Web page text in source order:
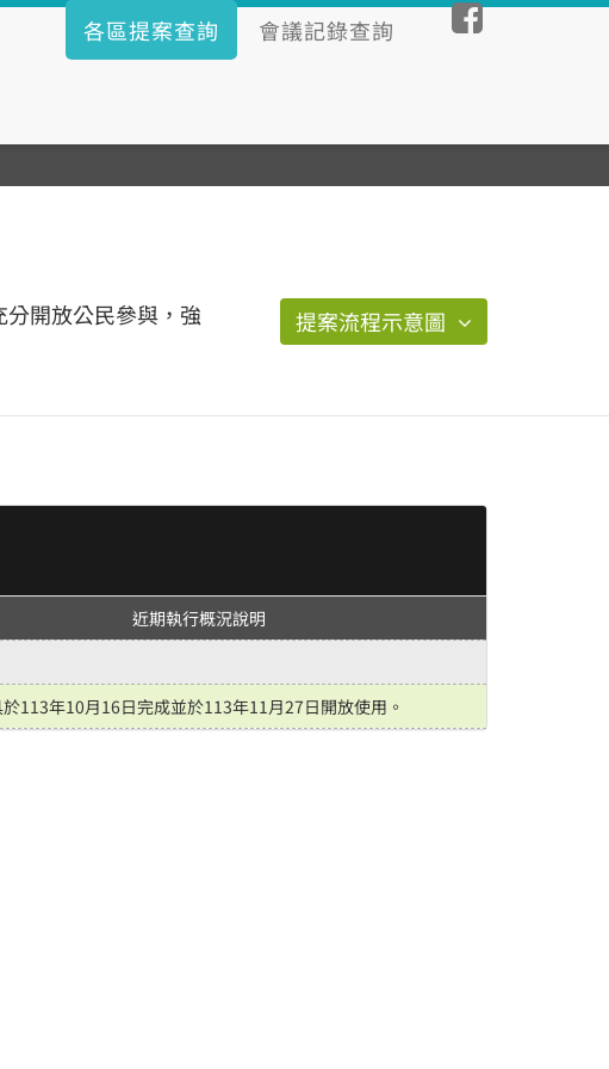
各區提案查詢 會議記錄查詢
開放公民參與，強
提案流程示意圖
近期執行概況說明
113年10月16日完成並於113年11月27日開放使用。